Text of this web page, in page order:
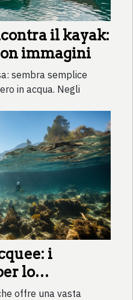
il kayak:
immagini
sembra semplice
in acqua. Negli
i
lo
offre una vasta